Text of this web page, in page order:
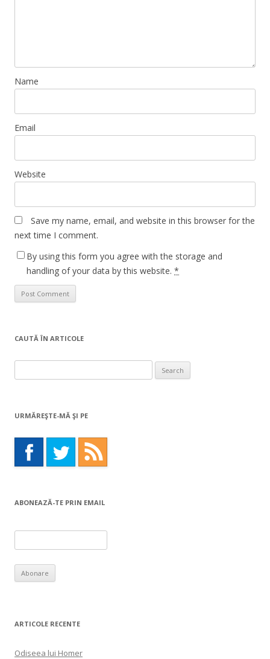
Name
Email
Website
Save my name, email, and website in this browser for the
next time I comment.
By using this form you agree with the storage and
handling of your data by this website. *
CAUTĂ ÎN ARTICOLE
for:
URMĂREŞTE-MĂ ŞI PE
ABONEAZĂ-TE PRIN EMAIL
ARTICOLE RECENTE
Odiseea lui Homer